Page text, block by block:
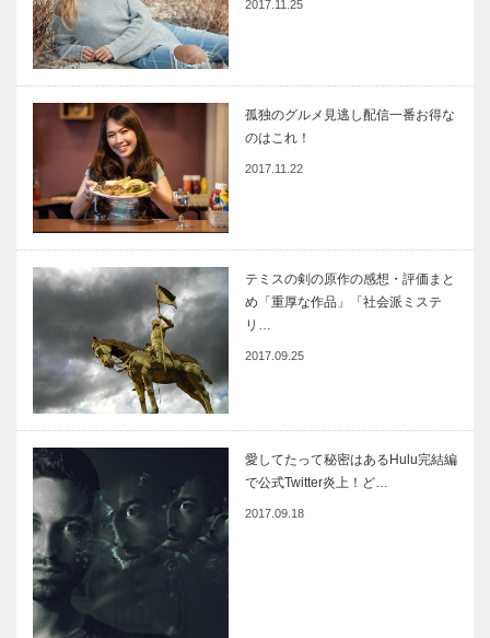
2017.11.25
孤独のグルメ見逃し配信一番お得な
のはこれ！
2017.11.22
テミスの剣の原作の感想・評価まと
め「重厚な作品」「社会派ミステ
リ…
2017.09.25
愛してたって秘密はあるHulu完結編
で公式Twitter炎上！ど…
2017.09.18